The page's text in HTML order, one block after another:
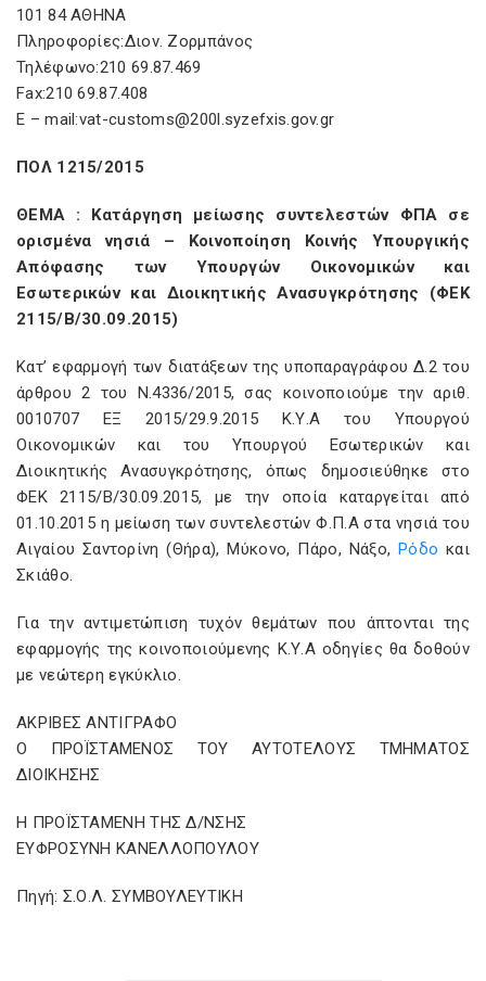
101 84 ΑΘΗΝΑ
Πληροφορίες:Διον. Ζορμπάνος
Τηλέφωνο:210 69.87.469
Fax:210 69.87.408
E – mail:vat-customs@200l.syzefxis.gov.gr
ΠΟΛ 1215/2015
ΘΕΜΑ : Κατάργηση μείωσης συντελεστών ΦΠΑ σε
ορισμένα νησιά – Κοινοποίηση Κοινής Υπουργικής
Απόφασης των Υπουργών Οικονομικών και
Εσωτερικών και Διοικητικής Ανασυγκρότησης (ΦΕΚ
2115/Β/30.09.2015)
Κατ’ εφαρμογή των διατάξεων της υποπαραγράφου Δ.2 του
άρθρου 2 του Ν.4336/2015, σας κοινοποιούμε την αριθ.
0010707 ΕΞ 2015/29.9.2015 Κ.Υ.Α του Υπουργού
Οικονομικών και του Υπουργού Εσωτερικών και
Διοικητικής Ανασυγκρότησης, όπως δημοσιεύθηκε στο
ΦΕΚ 2115/Β/30.09.2015, με την οποία καταργείται από
01.10.2015 η μείωση των συντελεστών Φ.Π.Α στα νησιά του
Αιγαίου Σαντορίνη (Θήρα), Μύκονο, Πάρο, Νάξο,Ρόδο και
Σκιάθο.
Για την αντιμετώπιση τυχόν θεμάτων που άπτονται της
εφαρμογής της κοινοποιούμενης Κ.Υ.Α οδηγίες θα δοθούν
με νεώτερη εγκύκλιο.
ΑΚΡΙΒΕΣ ΑΝΤΙΓΡΑΦΟ
Ο ΠΡΟΪΣΤΑΜΕΝΟΣ ΤΟΥ ΑΥΤΟΤΕΛΟΥΣ ΤΜΗΜΑΤΟΣ
ΔΙΟΙΚΗΣΗΣ
Η ΠΡΟΪΣΤΑΜΕΝΗ ΤΗΣ Δ/ΝΣΗΣ
ΕΥΦΡΟΣΥΝΗ ΚΑΝΕΛΛΟΠΟΥΛΟΥ
Πηγή: Σ.Ο.Λ. ΣΥΜΒΟΥΛΕΥΤΙΚΗ